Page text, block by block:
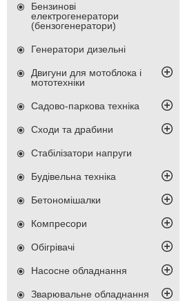
Бензинові
електрогенератори
(бензогенератори)
Генератори дизельні
Двигуни для мотоблока і
мототехніки
Садово-паркова техніка
Сходи та драбини
Стабілізатори напруги
Будівельна техніка
Бетономішалки
Компресори
Обігрівачі
Насосне обладнання
Зварювальне обладнання